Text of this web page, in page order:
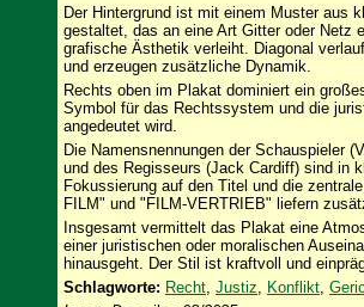
Der Hintergrund ist mit einem Muster aus
gestaltet, das an eine Art Gitter oder Netz
grafische Ästhetik verleiht. Diagonal
und erzeugen zusätzliche Dynamik.
Rechts oben im Plakat dominiert ein
Symbol für das Rechtssystem und die
angedeutet wird.
Die Namensnennungen der Schauspieler
und des Regisseurs (Jack Cardiff) sind in
Fokussierung auf den Titel und die
FILM" und "FILM-VERTRIEB" liefern
Insgesamt vermittelt das Plakat eine
einer juristischen oder moralischen
hinausgeht. Der Stil ist kraftvoll und
Schlagworte: Recht, Justiz, Konflikt,